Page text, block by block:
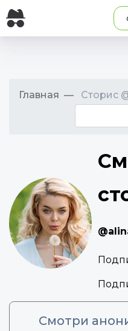
Главная Сторис
Смотри